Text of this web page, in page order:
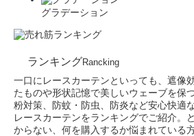
グラデーション
ランキングRancking
一口にレースカーテンといっても、遮像
たものや形状記憶で美しいウェーブを保
粉対策、防蚊・防虫、防炎など安心快適
レースカーテンをランキングでご紹介。
からない、何を購入するか悩まれている方